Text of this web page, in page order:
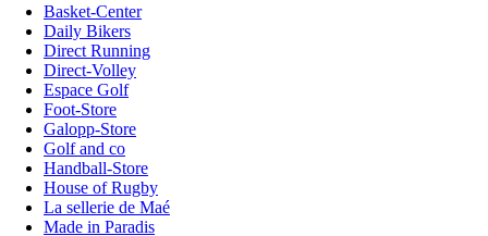
Basket-Center
Daily Bikers
Direct Running
Direct-Volley
Espace Golf
Foot-Store
Galopp-Store
Golf and co
Handball-Store
House of Rugby
La sellerie de Maé
Made in Paradis